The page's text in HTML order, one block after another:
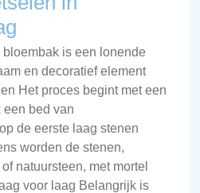
is een lonende
en decoratief element
Het proces begint met een
bed van
de eerste laag stenen
worden de stenen,
natuursteen, met mortel
voor laag Belangrijk is